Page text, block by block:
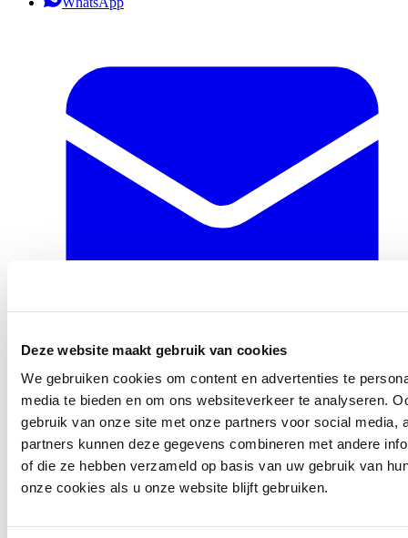
Deze website maakt gebruik van cookies
We gebruiken cookies om content en advertenties te
media te bieden en om ons websiteverkeer te analyseren.
gebruik van onze site met onze partners voor social media,
partners kunnen deze gegevens combineren met andere
of die ze hebben verzameld op basis van uw gebruik van
onze cookies als u onze website blijft gebruiken.
info@ballegooyenmodes.com